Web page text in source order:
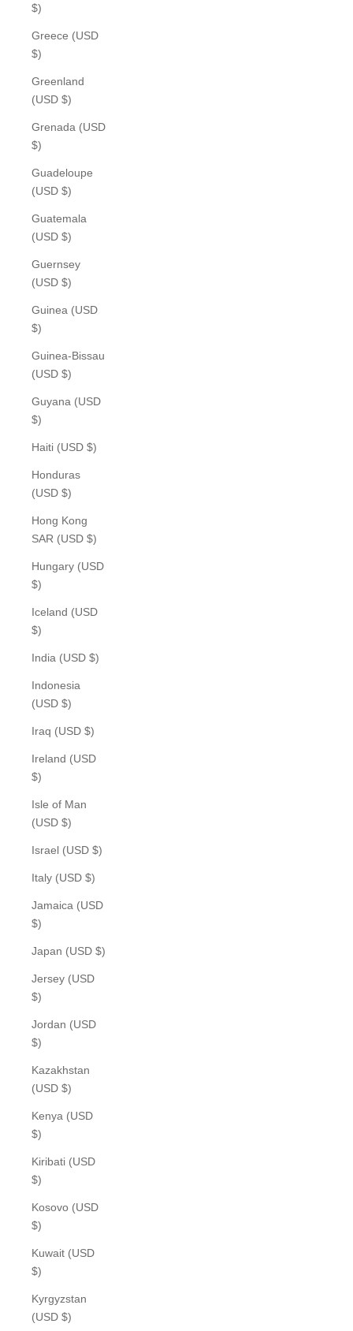
$)
Greece (USD
$)
Greenland
(USD $)
Grenada (USD
$)
Guadeloupe
(USD $)
Guatemala
(USD $)
Guernsey
(USD $)
Guinea (USD
$)
Guinea-Bissau
(USD $)
Guyana (USD
$)
Haiti (USD $)
Honduras
(USD $)
Hong Kong
SAR (USD $)
Hungary (USD
$)
Iceland (USD
$)
India (USD $)
Indonesia
(USD $)
Iraq (USD $)
Ireland (USD
$)
Isle of Man
(USD $)
Israel (USD $)
Italy (USD $)
Jamaica (USD
$)
Japan (USD $)
Jersey (USD
$)
Jordan (USD
$)
Kazakhstan
(USD $)
Kenya (USD
$)
Kiribati (USD
$)
Kosovo (USD
$)
Kuwait (USD
$)
Kyrgyzstan
(USD $)